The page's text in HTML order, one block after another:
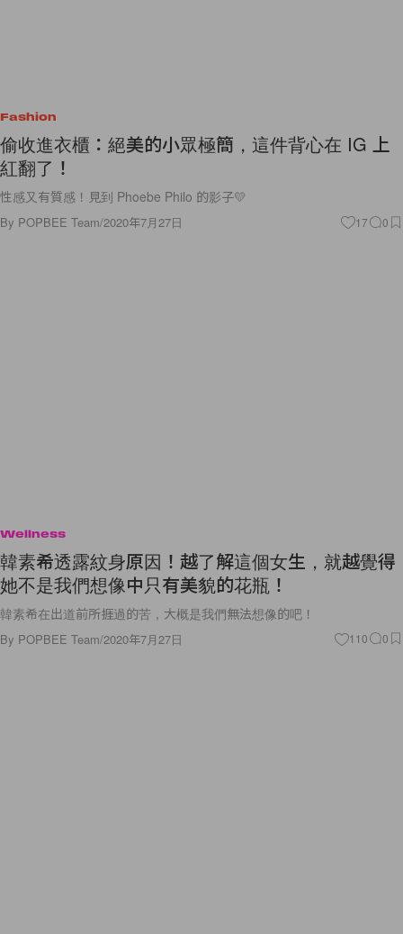
Fashion
偷收進衣櫃：絕美的小眾極簡，這件背心在 IG 上
紅翻了！
性感又有質感！見到 Phoebe Philo 的影子💛
By POPBEE Team/2020年7月27日 17 0
Wellness
韓素希透露紋身原因！越了解這個女生，就越覺得
她不是我們想像中只有美貌的花瓶！
韓素希在出道前所捱過的苦，大概是我們無法想像的吧！
By POPBEE Team/2020年7月27日 110 0